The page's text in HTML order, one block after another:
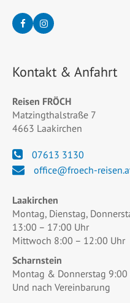
Kontakt & Anfahrt
Reisen FRÖCH
Matzingthalstraße 7
4663 Laakirchen
07613 3130
office@froech-
Laakirchen
Montag, Dienstag,
13:00 – 17:00 Uhr
Mittwoch 8:00 – 12:00 Uhr
Scharnstein
Montag & Donnerstag
Und nach Vereinbarung